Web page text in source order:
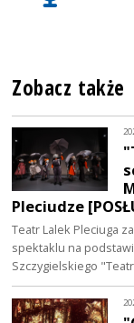
Zobacz także
Pleciudze
Teatr Lalek Pleciuga
spektaklu na
Szczygielskiego